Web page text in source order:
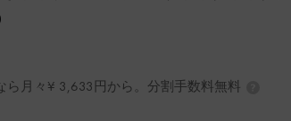
ら月々¥ 3,633円から。分割手数料無料